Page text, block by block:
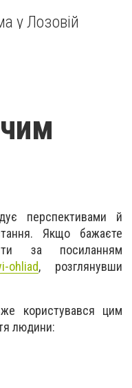
у Лозовій
перспективами й
Якщо бажаєте
за посиланням
ohliad, розглянувши
користувався цим
людини: